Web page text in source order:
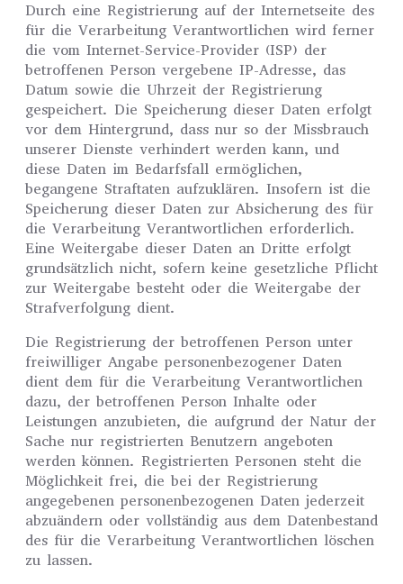
Durch eine Registrierung auf der Internetseite des
für die Verarbeitung Verantwortlichen wird ferner
die vom Internet-Service-Provider (ISP) der
betroffenen Person vergebene IP-Adresse, das
Datum sowie die Uhrzeit der Registrierung
gespeichert. Die Speicherung dieser Daten erfolgt
vor dem Hintergrund, dass nur so der Missbrauch
unserer Dienste verhindert werden kann, und
diese Daten im Bedarfsfall ermöglichen,
begangene Straftaten aufzuklären. Insofern ist die
Speicherung dieser Daten zur Absicherung des für
die Verarbeitung Verantwortlichen erforderlich.
Eine Weitergabe dieser Daten an Dritte erfolgt
grundsätzlich nicht, sofern keine gesetzliche Pflicht
zur Weitergabe besteht oder die Weitergabe der
Strafverfolgung dient.
Die Registrierung der betroffenen Person unter
freiwilliger Angabe personenbezogener Daten
dient dem für die Verarbeitung Verantwortlichen
dazu, der betroffenen Person Inhalte oder
Leistungen anzubieten, die aufgrund der Natur der
Sache nur registrierten Benutzern angeboten
werden können. Registrierten Personen steht die
Möglichkeit frei, die bei der Registrierung
angegebenen personenbezogenen Daten jederzeit
abzuändern oder vollständig aus dem Datenbestand
des für die Verarbeitung Verantwortlichen löschen
zu lassen.